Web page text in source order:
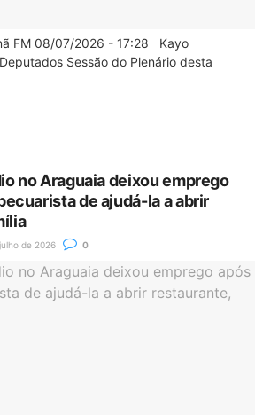
FM 08/07/2026 - 17:28 Kayo
Sessão do Plenário desta
no Araguaia deixou emprego
de ajudá-la a abrir
de 2026 0